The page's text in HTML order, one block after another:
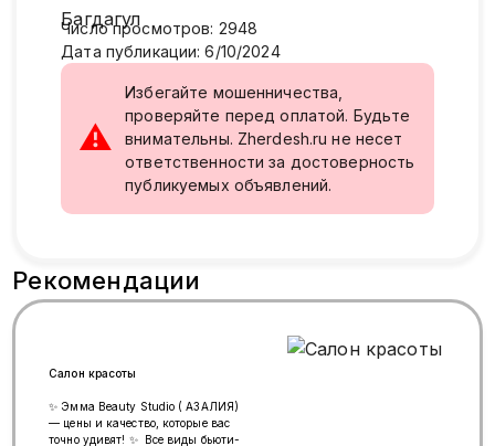
Число просмотров: 2948
Дата публикации: 6/10/2024
⚠
Избегайте мошенничества,
проверяйте перед оплатой. Будьте
внимательны. Zherdesh.ru не несет
ответственности за достоверность
публикуемых объявлений.
Рекомендации
Салон красоты
✨ Эмма Beauty Studio ( АЗАЛИЯ)
— цены и качество, которые вас
точно удивят! ✨ Все виды бьюти-